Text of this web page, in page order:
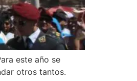
este año se
otros tantos.